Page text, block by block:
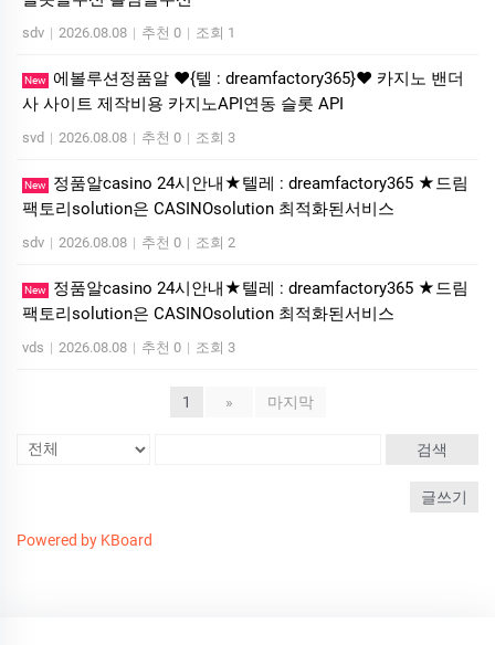
sdv | 2026.08.08 | 추천 0 | 조회 1
New 에볼루션정품알 ❤️{텔 : dreamfactory365}❤️ 카지노 밴더
사 사이트 제작비용 카지노API연동 슬롯 API
svd | 2026.08.08 | 추천 0 | 조회 3
New
정품알casino 24시안내★텔레 : dreamfactory365 ★드림
팩토리solution은 CASINOsolution 최적화된서비스
sdv | 2026.08.08 | 추천 0 | 조회 2
New
정품알casino 24시안내★텔레 : dreamfactory365 ★드림
팩토리solution은 CASINOsolution 최적화된서비스
vds | 2026.08.08 | 추천 0 | 조회 3
1 » 마지막
검색
글쓰기
Powered by KBoard